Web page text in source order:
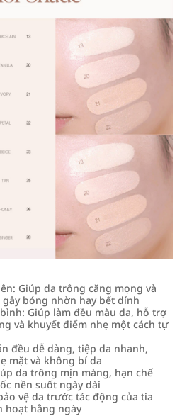
Giúp da trông căng mọng và
bóng nhờn hay bết dính
Giúp làm đều màu da, hỗ trợ
và khuyết điểm nhẹ một cách tự
đều dễ dàng, tiệp da nhanh,
mặt và không bí da
da trông mịn màng, hạn chế
nền suốt ngày dài
vệ da trước tác động của tia
hoạt hằng ngày